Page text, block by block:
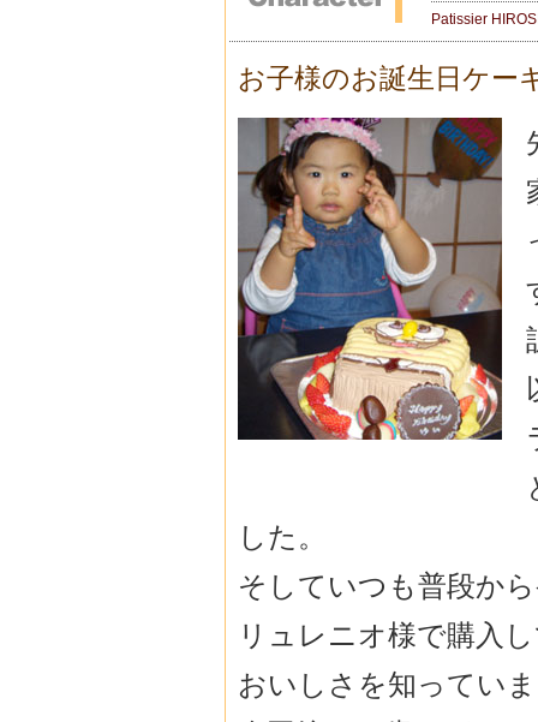
Patissier
お子様のお誕生日ケー
した。
そしていつも普段か
リュレニオ様で購入
おいしさを知ってい